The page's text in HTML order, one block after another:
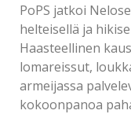
PoPS jatkoi
helteisellä ja
Haasteellinen
lomareissut,
armeijassa
kokoonpanoa